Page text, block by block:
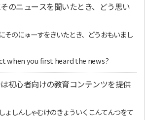
のニュースを聞いたとき、どう思い
そのにゅーすをきいたとき、どうおもいまし
when you first heard the news?
初心者向けの教育コンテンツを提供
ょしんしゃむけのきょういくこんてんつをて